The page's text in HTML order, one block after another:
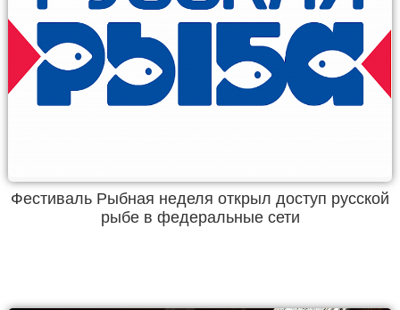
Фестиваль Рыбная неделя открыл доступ русской
рыбе в федеральные сети